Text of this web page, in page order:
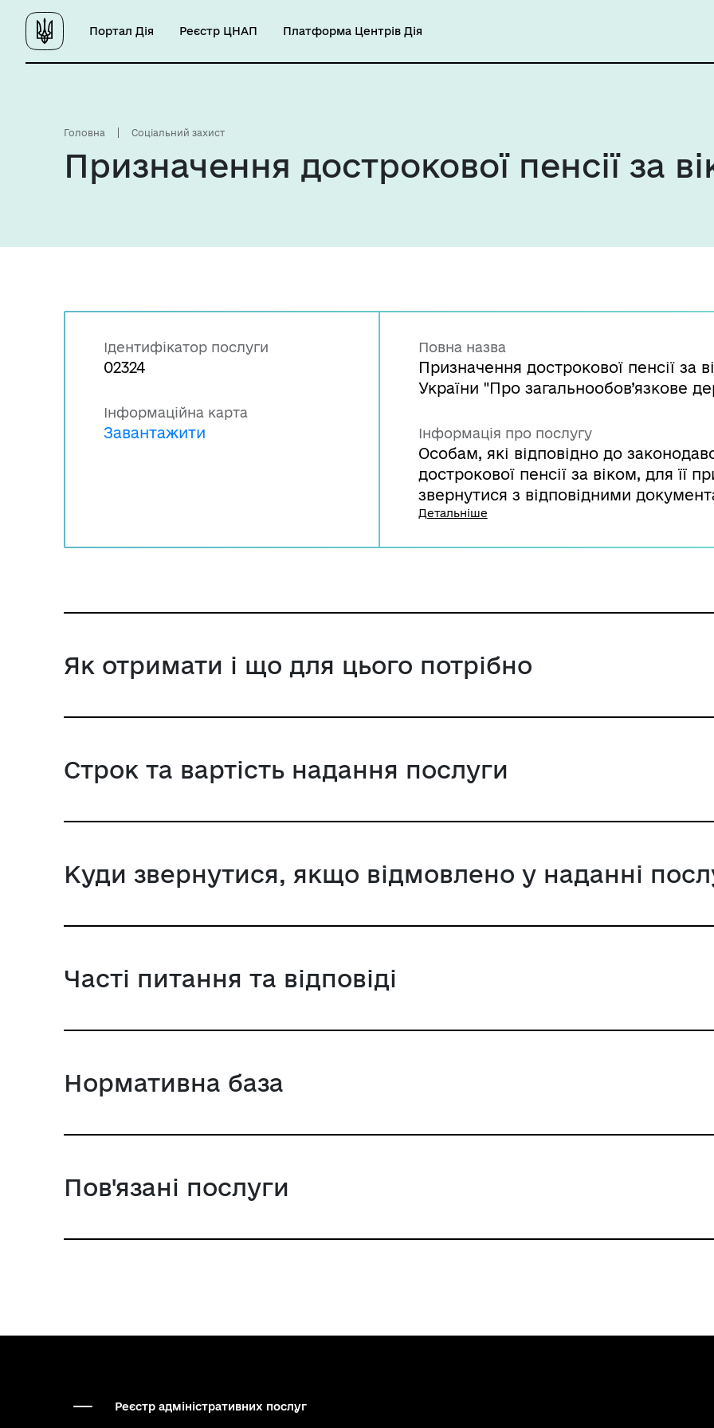
Портал Дія Реєстр ЦНАП Платформа Центрів Дія
Головна Соціальний захист
Призначення дострокової пенсії за
Ідентифікатор послуги
02324
Інформаційна карта
Завантажити
Повна назва
Призначення дострокової пенсії за
України "Про загальнообов’язкове
Інформація про послугу
Особам, які відповідно до
дострокової пенсії за віком, для її
звернутися з відповідними
фонду.
Детальніше
Як отримати і що для цього потрібно
Строк та вартість надання послуги
Куди звернутися, якщо відмовлено у наданні
Часті питання та відповіді
Нормативна база
Пов'язані послуги
Реєстр адміністративних послуг